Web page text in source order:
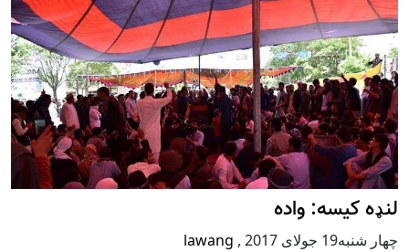
لنډه کیسه: واده
چهار شنبه19 جولای 2017 ,
lawang